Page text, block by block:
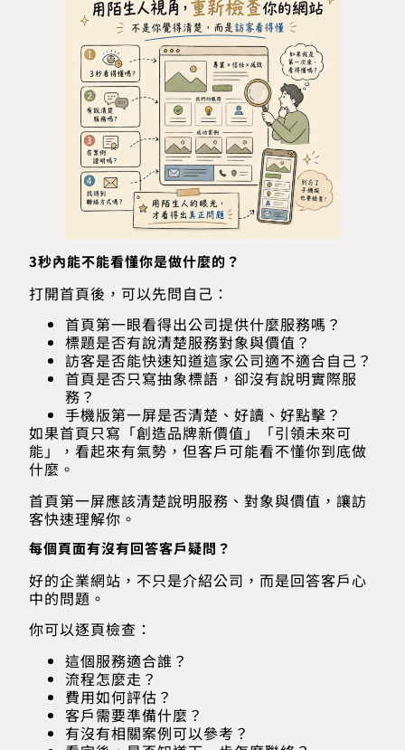
3秒內能不能看懂你是做什麼的？
打開首頁後，可以先問自己：
首頁第一眼看得出公司提供什麼服務嗎？
標題是否有說清楚服務對象與價值？
訪客是否能快速知道這家公司適不適合自己？
首頁是否只寫抽象標語，卻沒有說明實際服
務？
手機版第一屏是否清楚、好讀、好點擊？
如果首頁只寫「創造品牌新價值」「引領未來可
能」，看起來有氣勢，但客戶可能看不懂你到底做
什麼。
首頁第一屏應該清楚說明服務、對象與價值，讓訪
客快速理解你。
每個頁面有沒有回答客戶疑問？
好的企業網站，不只是介紹公司，而是回答客戶心
中的問題。
你可以逐頁檢查：
這個服務適合誰？
流程怎麼走？
費用如何評估？
客戶需要準備什麼？
有沒有相關案例可以參考？